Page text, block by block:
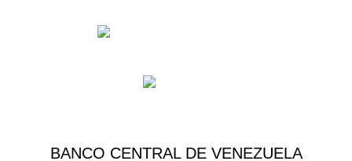
por
BANCO CENTRAL DE VENEZUELA